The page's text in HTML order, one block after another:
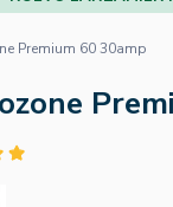
Premium 60 30amp